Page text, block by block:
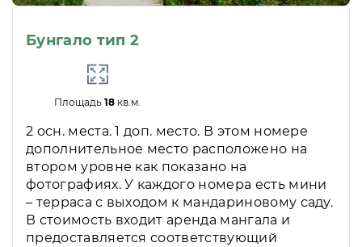
Бунгало тип 2
Площадь18 кв.м.
2 осн. места. 1 доп. место. В этом номере
дополнительное место расположено на
втором уровне как показано на
фотографиях. У каждого номера есть мини
– терраса с выходом к мандариновому саду.
В стоимость входит аренда мангала и
предоставляется соответствующий